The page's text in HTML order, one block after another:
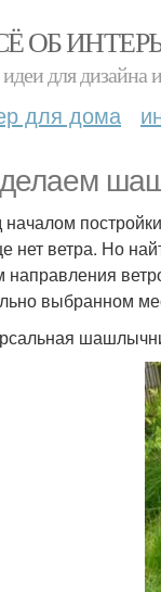
ОБ
для дизайна
для дома
нет ветра. Но
направления
выбранном